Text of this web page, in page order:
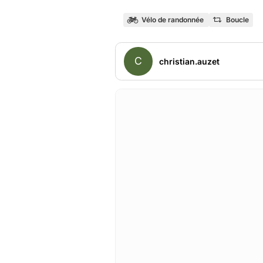
Vélo de randonnée Boucle
C christian.auzet